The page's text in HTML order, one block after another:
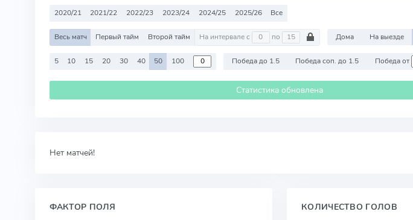
2020/21 2021/22 2022/23 2023/24 2024/25 2025/26 Все
Весь матч Первый тайм Второй тайм На интервале с по Дома На выезде
5 10 15 20 30 40 50 100 Победа до 1.5 Победа соп. до 1.5 Победа от
Статистика обновлена
Нет матчей!
ФАКТОР ПОЛЯ КОЛИЧЕСТВО ГОЛОВ